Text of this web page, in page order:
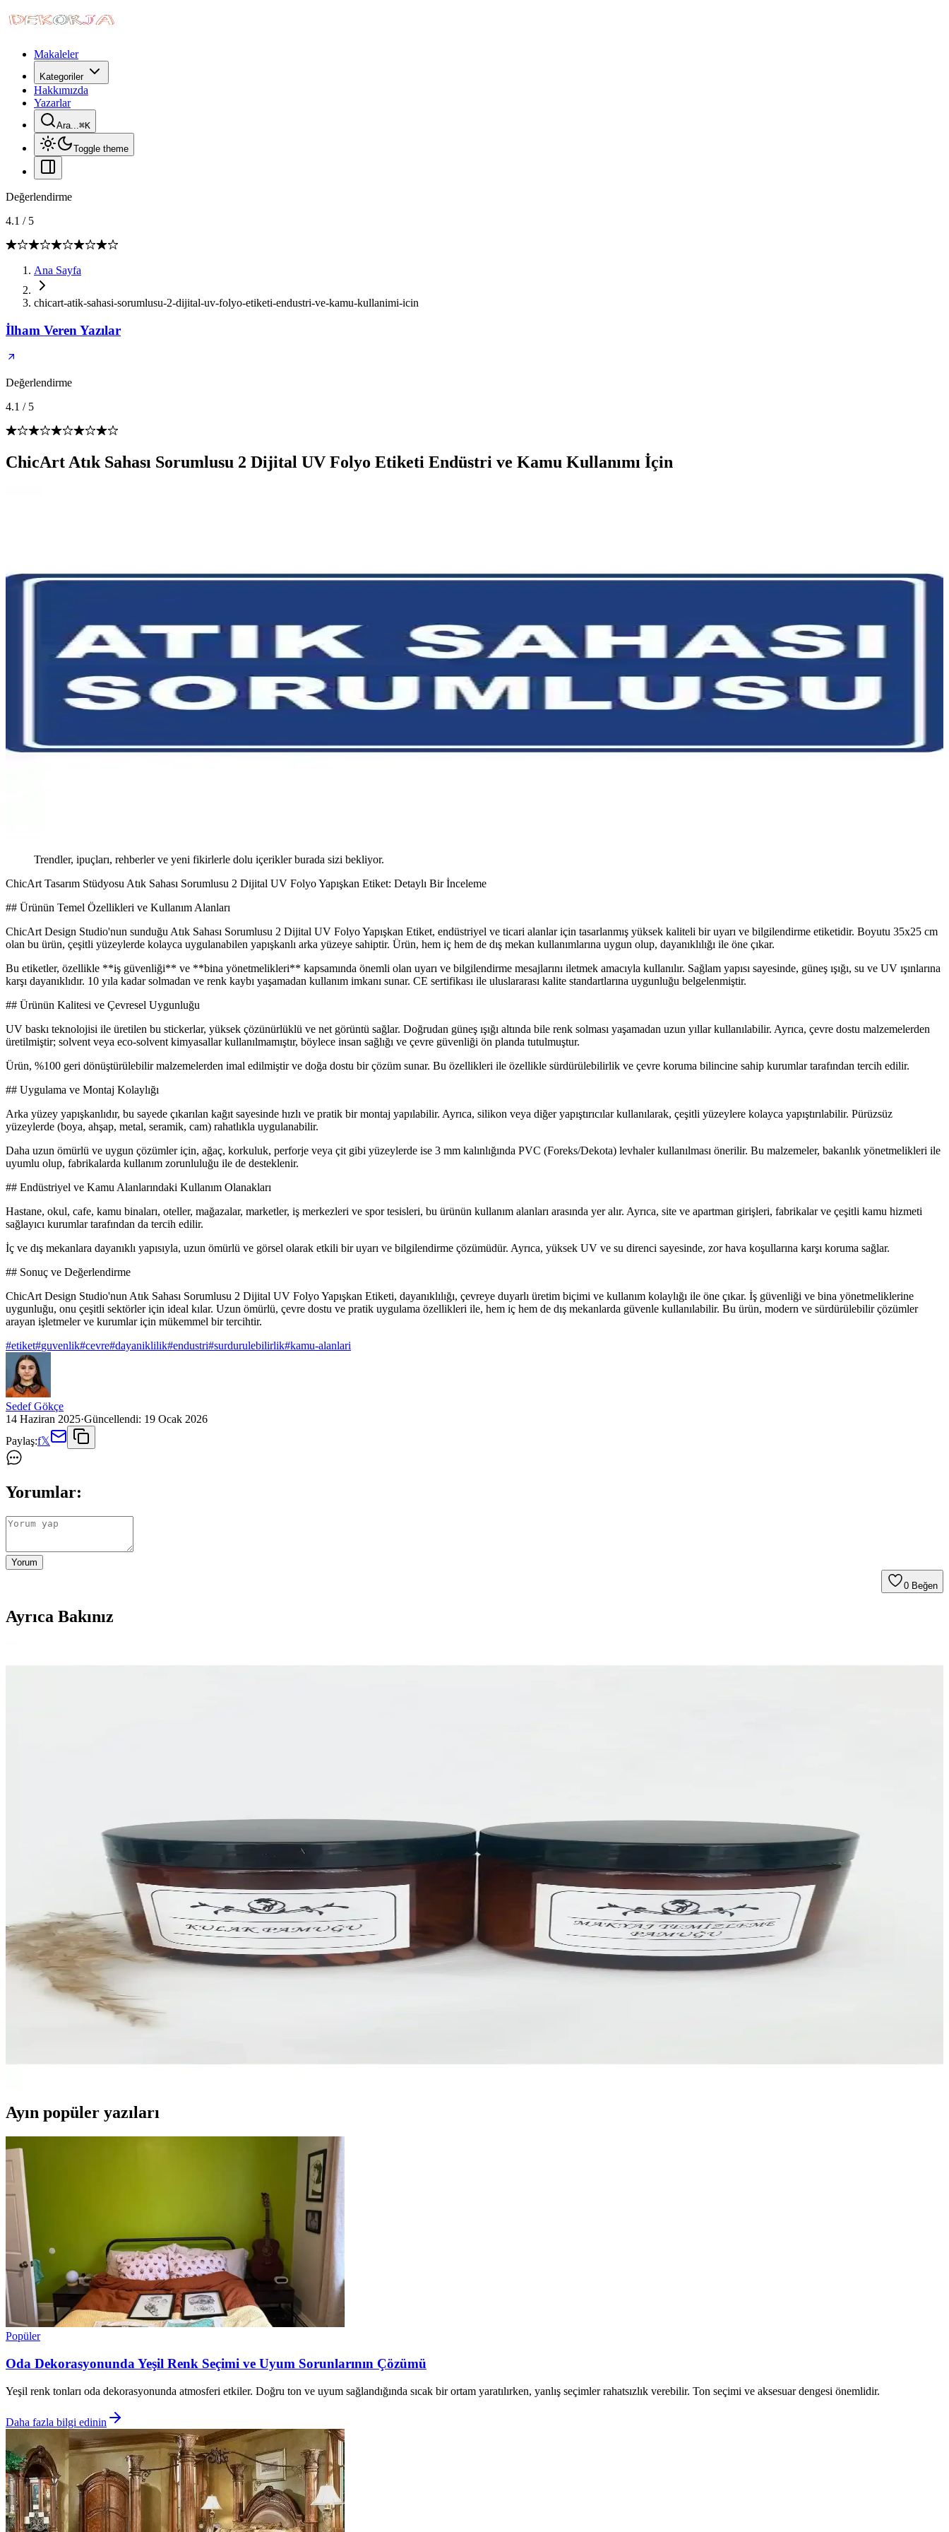
Makaleler
Kategoriler
Hakkımızda
Yazarlar
Ara...⌘K
Toggle theme
Değerlendirme
4.1 / 5
Ana Sayfa
chicart-atik-sahasi-sorumlusu-2-dijital-uv-folyo-etiketi-endustri-ve-kamu-kullanimi-icin
İlham Veren Yazılar
Değerlendirme
4.1 / 5
ChicArt Atık Sahası Sorumlusu 2 Dijital UV Folyo Etiketi Endüstri ve Kamu Kullanımı İçin
Trendler, ipuçları, rehberler ve yeni fikirlerle dolu içerikler burada sizi bekliyor.
ChicArt Tasarım Stüdyosu Atık Sahası Sorumlusu 2 Dijital UV Folyo Yapışkan Etiket: Detaylı Bir İnceleme
## Ürünün Temel Özellikleri ve Kullanım Alanları
ChicArt Design Studio'nun sunduğu Atık Sahası Sorumlusu 2 Dijital UV Folyo Yapışkan Etiket, endüstriyel ve ticari alanlar için tasarlanmış yüksek kaliteli bir uyarı ve bilgilendirme etiketidir. Boyutu 35x25 cm
olan bu ürün, çeşitli yüzeylerde kolayca uygulanabilen yapışkanlı arka yüzeye sahiptir. Ürün, hem iç hem de dış mekan kullanımlarına uygun olup, dayanıklılığı ile öne çıkar.
Bu etiketler, özellikle **iş güvenliği** ve **bina yönetmelikleri** kapsamında önemli olan uyarı ve bilgilendirme mesajlarını iletmek amacıyla kullanılır. Sağlam yapısı sayesinde, güneş ışığı, su ve UV ışınlarına
karşı dayanıklıdır. 10 yıla kadar solmadan ve renk kaybı yaşamadan kullanım imkanı sunar. CE sertifikası ile uluslararası kalite standartlarına uygunluğu belgelenmiştir.
## Ürünün Kalitesi ve Çevresel Uygunluğu
UV baskı teknolojisi ile üretilen bu stickerlar, yüksek çözünürlüklü ve net görüntü sağlar. Doğrudan güneş ışığı altında bile renk solması yaşamadan uzun yıllar kullanılabilir. Ayrıca, çevre dostu malzemelerden
üretilmiştir; solvent veya eco-solvent kimyasallar kullanılmamıştır, böylece insan sağlığı ve çevre güvenliği ön planda tutulmuştur.
Ürün, %100 geri dönüştürülebilir malzemelerden imal edilmiştir ve doğa dostu bir çözüm sunar. Bu özellikleri ile özellikle sürdürülebilirlik ve çevre koruma bilincine sahip kurumlar tarafından tercih edilir.
## Uygulama ve Montaj Kolaylığı
Arka yüzey yapışkanlıdır, bu sayede çıkarılan kağıt sayesinde hızlı ve pratik bir montaj yapılabilir. Ayrıca, silikon veya diğer yapıştırıcılar kullanılarak, çeşitli yüzeylere kolayca yapıştırılabilir. Pürüzsüz
yüzeylerde (boya, ahşap, metal, seramik, cam) rahatlıkla uygulanabilir.
Daha uzun ömürlü ve uygun çözümler için, ağaç, korkuluk, perforje veya çit gibi yüzeylerde ise 3 mm kalınlığında PVC (Foreks/Dekota) levhaler kullanılması önerilir. Bu malzemeler, bakanlık yönetmelikleri ile
uyumlu olup, fabrikalarda kullanım zorunluluğu ile de desteklenir.
## Endüstriyel ve Kamu Alanlarındaki Kullanım Olanakları
Hastane, okul, cafe, kamu binaları, oteller, mağazalar, marketler, iş merkezleri ve spor tesisleri, bu ürünün kullanım alanları arasında yer alır. Ayrıca, site ve apartman girişleri, fabrikalar ve çeşitli kamu hizmeti
sağlayıcı kurumlar tarafından da tercih edilir.
İç ve dış mekanlara dayanıklı yapısıyla, uzun ömürlü ve görsel olarak etkili bir uyarı ve bilgilendirme çözümüdür. Ayrıca, yüksek UV ve su direnci sayesinde, zor hava koşullarına karşı koruma sağlar.
## Sonuç ve Değerlendirme
ChicArt Design Studio'nun Atık Sahası Sorumlusu 2 Dijital UV Folyo Yapışkan Etiketi, dayanıklılığı, çevreye duyarlı üretim biçimi ve kullanım kolaylığı ile öne çıkar. İş güvenliği ve bina yönetmeliklerine
uygunluğu, onu çeşitli sektörler için ideal kılar. Uzun ömürlü, çevre dostu ve pratik uygulama özellikleri ile, hem iç hem de dış mekanlarda güvenle kullanılabilir. Bu ürün, modern ve sürdürülebilir çözümler
arayan işletmeler ve kurumlar için mükemmel bir tercihtir.
#etiket#guvenlik#cevre#dayaniklilik#endustri#surdurulebilirlik#kamu-alanlari
Sedef Gökçe
14 Haziran 2025·Güncellendi: 19 Ocak 2026
Paylaş:f𝕏
Yorumlar:
Yorum
0 Beğen
Ayrıca Bakınız
LALEZEN HOME Beyaz Stantlı Çiçekli Sıvı Şişe 500 ml Mutfak Düzeni ve Saklama Çözümü
LALEZEN HOME'un 500 ml şeffaf, dayanıklı plastik şişesi, mutfakta sıvıların düzenli saklanması ve kullanımı için ideal, estetik ve pratik bir çözümdür.
Vienev Foly Etiketli Kare Gıda Saklama Kabı Seti ile Mutfakta Düzen ve Fonksiyonellik
Vienev Foly Etiketli Kare Gıda Saklama Kabı Seti, çeşitli boyutlarda, şık tasarımıyla mutfakta düzen ve hijyen sağlar, uzun ömürlü, pratik ve estetik çözümler sunar.
Tanex OFC-120 Beyaz Ofis Etiketi: Dayanıklı ve Şık Belge Düzenleme Çözümü
Tanex OFC-120 beyaz ofis etiketi, dayanıklı ve şık tasarımıyla belge ve dosya düzenlemede ideal, gıda temas sembolü ve yüksek kullanıcı memnuniyetiyle ofis ihtiyaçlarınıza çözüm sunar.
Kitchen Life 6'lı Etiketli Dikdörtgen Erzak Saklama Kabı Seti 2000ml - Dayanıklı ve Pratik
Kitchen Life 6'lı etiketli dikdörtgen erzak saklama kabı seti, dayanıklı plastikten üretilmiş, sızdırmaz kapakları ve pratik etiketleriyle mutfakta hijyen ve düzen sağlar.
Ayın popüler yazıları
Popüler
Oda Dekorasyonunda Yeşil Renk Seçimi ve Uyum Sorunlarının Çözümü
Yeşil renk tonları oda dekorasyonunda atmosferi etkiler. Doğru ton ve uyum sağlandığında sıcak bir ortam yaratılırken, yanlış seçimler rahatsızlık verebilir. Ton seçimi ve aksesuar dengesi önemlidir.
Daha fazla bilgi edinin